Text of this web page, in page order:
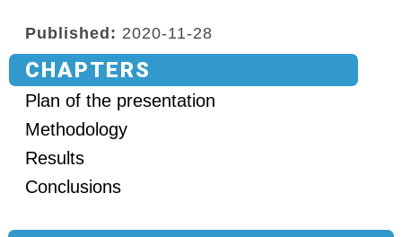
Published: 2020-11-28
CHAPTERS
Plan of the presentation
Methodology
Results
Conclusions